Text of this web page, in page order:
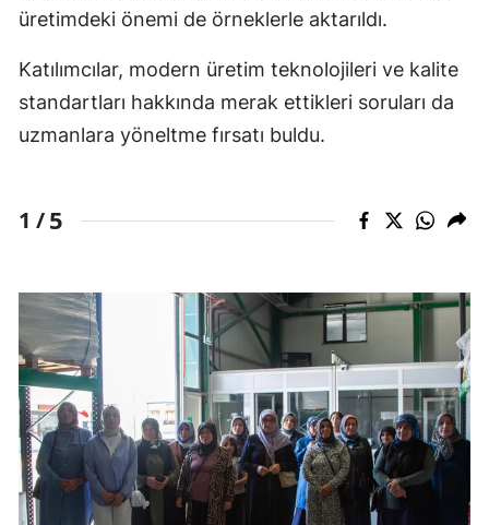
üretimdeki önemi de örneklerle aktarıldı.
Katılımcılar, modern üretim teknolojileri ve kalite
standartları hakkında merak ettikleri soruları da
uzmanlara yöneltme fırsatı buldu.
1 /5